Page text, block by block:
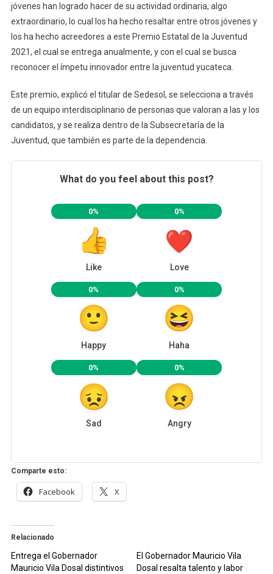
jóvenes han logrado hacer de su actividad ordinaria, algo
extraordinario, lo cual los ha hecho resaltar entre otros jóvenes y
los ha hecho acreedores a este Premio Estatal de la Juventud
2021, el cual se entrega anualmente, y con el cual se busca
reconocer el ímpetu innovador entre la juventud yucateca.
Este premio, explicó el titular de Sedesol, se selecciona a través
de un equipo interdisciplinario de personas que valoran a las y los
candidatos, y se realiza dentro de la Subsecretaría de la
Juventud, que también es parte de la dependencia.
What do you feel about this post?
0%
Like
0%
Love
0%
Happy
0%
Haha
0%
Sad
0%
Angry
Comparte esto:
Facebook X
Relacionado
Entrega el Gobernador
Mauricio Vila Dosal distintivos
El Gobernador Mauricio Vila
Dosal resalta talento y labor